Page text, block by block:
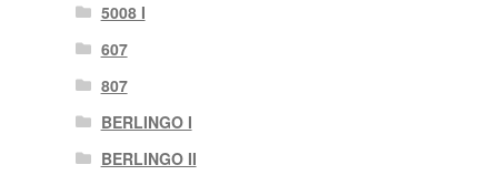
5008 I
607
807
BERLINGO I
BERLINGO II